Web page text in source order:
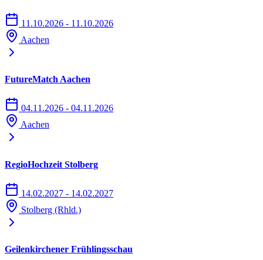
11.10.2026 - 11.10.2026
Aachen
FutureMatch Aachen
04.11.2026 - 04.11.2026
Aachen
RegioHochzeit Stolberg
14.02.2027 - 14.02.2027
Stolberg (Rhld.)
Geilenkirchener Frühlingsschau